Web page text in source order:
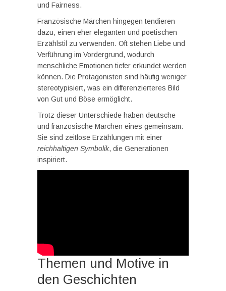
und Fairness.
Französische Märchen hingegen tendieren
dazu, einen eher eleganten und poetischen
Erzählstil zu verwenden. Oft stehen Liebe und
Verführung im Vordergrund, wodurch
menschliche Emotionen tiefer erkundet werden
können. Die Protagonisten sind häufig weniger
stereotypisiert, was ein differenzierteres Bild
von Gut und Böse ermöglicht.
Trotz dieser Unterschiede haben deutsche
und französische Märchen eines gemeinsam:
Sie sind zeitlose Erzählungen mit einer
reichhaltigen Symbolik, die Generationen
inspiriert.
Themen und Motive in
den Geschichten